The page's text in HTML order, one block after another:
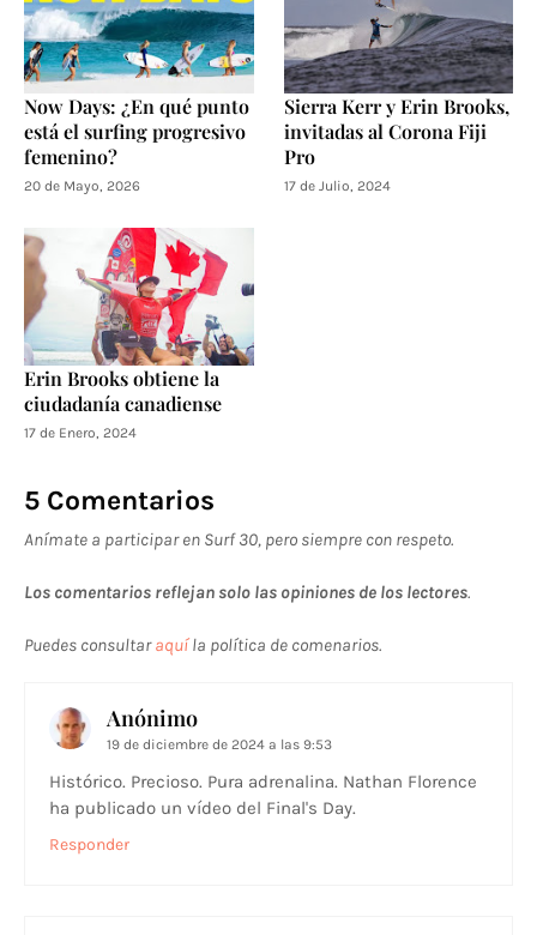
Now Days: ¿En qué punto
está el surfing progresivo
femenino?
20 de Mayo, 2026
Sierra Kerr y Erin Brooks,
invitadas al Corona Fiji
Pro
17 de Julio, 2024
Erin Brooks obtiene la
ciudadanía canadiense
17 de Enero, 2024
5 Comentarios
Anímate a participar en Surf 30, pero siempre con respeto.
Los comentarios reflejan solo las opiniones de los lectores.
Puedes consultaraquíla política de comenarios.
Anónimo
19 de diciembre de 2024 a las 9:53
Histórico. Precioso. Pura adrenalina. Nathan Florence
ha publicado un vídeo del Final's Day.
Responder